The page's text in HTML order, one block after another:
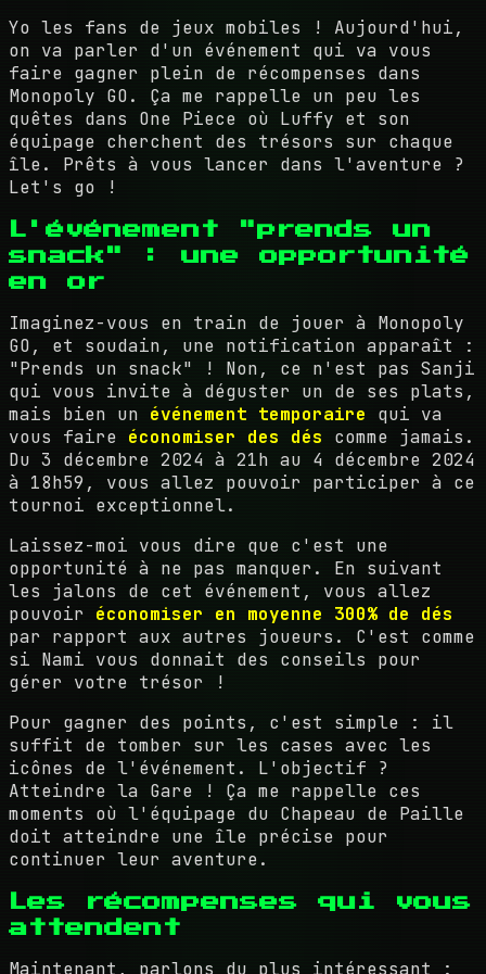
Yo les fans de jeux mobiles ! Aujourd'hui,
on va parler d'un événement qui va vous
faire gagner plein de récompenses dans
Monopoly GO. Ça me rappelle un peu les
quêtes dans One Piece où Luffy et son
équipage cherchent des trésors sur chaque
île. Prêts à vous lancer dans l'aventure ?
Let's go !
L'événement "prends un
snack" : une opportunité
en or
Imaginez-vous en train de jouer à Monopoly
GO, et soudain, une notification apparaît :
"Prends un snack" ! Non, ce n'est pas Sanji
qui vous invite à déguster un de ses plats,
mais bien un événement temporaire qui va
vous faire économiser des dés comme jamais.
Du 3 décembre 2024 à 21h au 4 décembre 2024
à 18h59, vous allez pouvoir participer à ce
tournoi exceptionnel.
Laissez-moi vous dire que c'est une
opportunité à ne pas manquer. En suivant
les jalons de cet événement, vous allez
pouvoir économiser en moyenne 300% de dés
par rapport aux autres joueurs. C'est comme
si Nami vous donnait des conseils pour
gérer votre trésor !
Pour gagner des points, c'est simple : il
suffit de tomber sur les cases avec les
icônes de l'événement. L'objectif ?
Atteindre la Gare ! Ça me rappelle ces
moments où l'équipage du Chapeau de Paille
doit atteindre une île précise pour
continuer leur aventure.
Les récompenses qui vous
attendent
Maintenant, parlons du plus intéressant :